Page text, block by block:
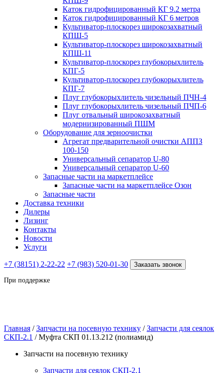
Каток гидрофицированный КГ 9.2 метра
Каток гидрофицированный КГ 6 метров
Культиватор-плоскорез широкозахватный
КПШ-5
Культиватор-плоскорез широкозахватный
КПШ-11
Культиватор-плоскорез глубокорыхлитель
КПГ-5
Культиватор-плоскорез глубокорыхлитель
КПГ-7
Плуг глубокорыхлитель чизельный ПЧН-4
Плуг глубокорыхлитель чизельный ПЧП-6
Плуг отвальный широкозахватный
модернизированный ПШМ
Оборудование для зерноочистки
Агрегат предварительной очистки АППЗ
100-150
Универсальный сепаратор U-80
Универсальный сепаратор U-60
Запасные части на маркетплейсе
Запасные части на маркетплейсе Озон
Запасные части
Доставка техники
Дилеры
Лизинг
Контакты
Новости
Услуги
+7 (38151) 2-22-22 +7 (983) 520-01-30 Заказать звонок
При поддержке
Главная /Запчасти на посевную технику /Запчасти для сеялок
СКП-2.1 / Муфта СКП 01.13.212 (полиамид)
Запчасти на посевную технику
Запчасти для сеялок СКП-2.1